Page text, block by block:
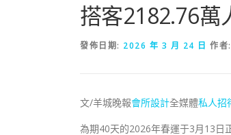
搭客2182.76萬
發佈日期: 2026 年 3 月 24 日 作者:
文/羊城晚報會所設計全媒體私人招
為期40天的2026年春運于3月13日